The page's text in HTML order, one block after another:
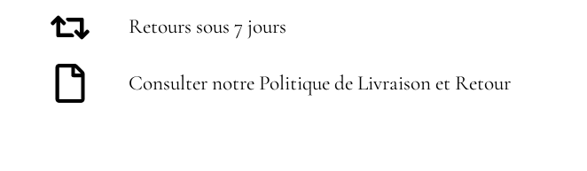
Retours sous 7 jours
Consulter notre Politique de Livraison et Retour